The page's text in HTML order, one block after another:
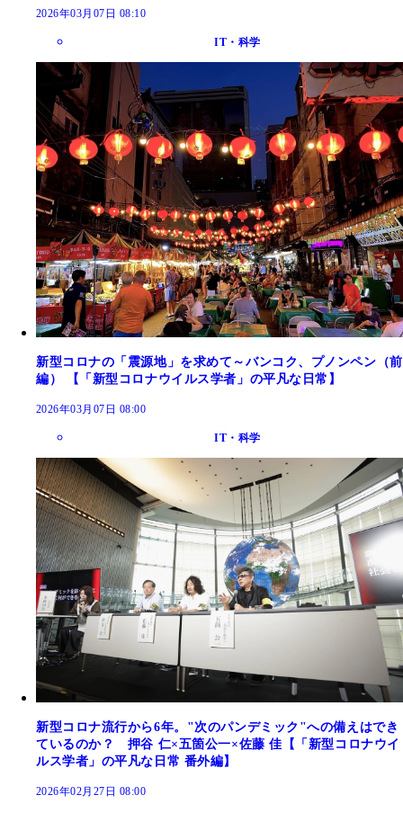
2026年03月07日 08:10
IT・科学
新型コロナの「震源地」を求めて～バンコク、プノンペン（前
編） 【「新型コロナウイルス学者」の平凡な日常】
2026年03月07日 08:00
IT・科学
新型コロナ流行から6年。"次のパンデミック"への備えはでき
ているのか？ 押谷 仁×五箇公一×佐藤 佳【「新型コロナウイ
ルス学者」の平凡な日常 番外編】
2026年02月27日 08:00